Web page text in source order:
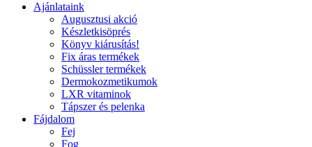
Ajánlataink
Augusztusi akció
Készletkisöprés
Könyv kiárusítás!
Fix áras termékek
Schüssler termékek
Dermokozmetikumok
LXR vitaminok
Tápszer és pelenka
Fájdalom
Fej
Fog